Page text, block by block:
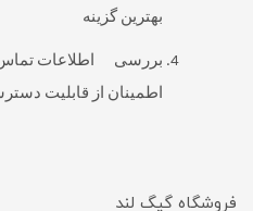
بهترین گزینه
بررسی اطلاعات تماس
اطمینان از قابلیت
فروشگاه گیگ لند